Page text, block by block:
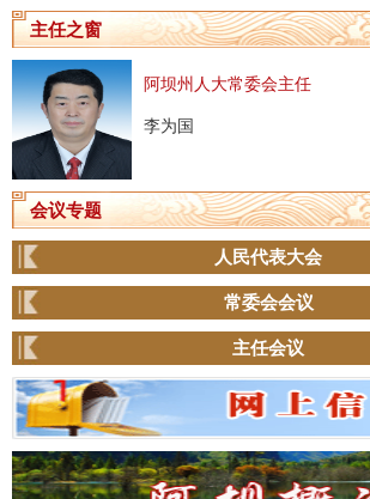
主任之窗
阿坝州人大常委会主任
李为国
会议专题
人民代表大会
常委会会议
主任会议